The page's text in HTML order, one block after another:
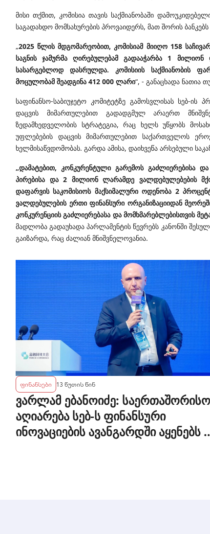
მისი თქმით, კომისია თავის საქმიანობაში
საგადახდო მომსახურების პროვაიდერს, მათ შორის
„2025 წლის მდგომარეობით, კომისიამ მიიღო 158
საგნის ჯამურმა ღირებულებამ გადააჭარბა 1
სასარგებლოდ დასრულდა. კომისიის საქმიანობის
მოცულობამ შეადგინა 412 000 ლარი“, - განაცხადა ნათია
საფინანსო-საბიუჯეტო კომიტეტზე გამოსვლისას სებ-
დაცვის მიმართულებით გადადგმულ არაერთ
ზედამხედველობის სტრატეგია, რაც ხელს უწყობს
უფლებების დაცვის მიმართულებით საქართველოს
ხელმისაწვდომობას. გარდა ამისა, დაიხვეწა არსებული
„დამატებით, კონკურენტული გარემოს გაძლიერებისა
პირებისა და 2 მილიონ ლარამდე ვალდებულებების
დაფარვის საკომისიოს მაქსიმალური ოდენობა 2
ვალდებულების ერთი ფინანსური ორგანიზაციიდან
კონკურენციის გაძლიერებასა და მომხმარებლებისთვის
მადლობა გადაუხადა პარლამენტის წევრებს კანონში
გაიზარდა, რაც ძალიან მნიშვნელოვანია.
ფინანსები 13 წუთის წინ
ვარლამ ებანოიძე: საერთაშორისო
აღიარება სებ-ს ფინანსური
ინოვაციების ავანგარდში აყენებს